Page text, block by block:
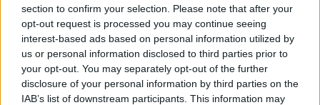
section to confirm your selection. Please note that after your
opt-out request is processed you may continue seeing
interest-based ads based on personal information utilized by
us or personal information disclosed to third parties prior to
your opt-out. You may separately opt-out of the further
disclosure of your personal information by third parties on the
IAB’s list of downstream participants. This information may
Οι φωτογραφίες από τους πανηγυρισμούς
καταγράφουν τις πιο έντονες στιγμές μετά τη νίκη,
με τους παίκτες, τους προέδρους και το τεχνικό
επιτελείο να γιορτάζουν την κατάκτηση του
τροπαίου και να μοιράζονται τη μεγάλη επιτυχία.